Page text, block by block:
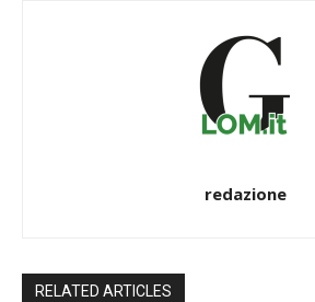
redazione
RELATED ARTICLES